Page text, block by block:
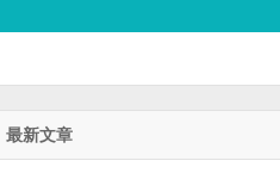
最新文章